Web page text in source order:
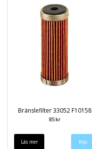
Bränslefilter 33052 F10158
85 kr
Läs mer